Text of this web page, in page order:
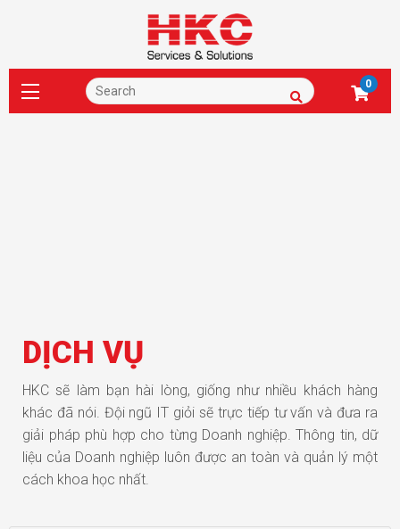
0
DỊCH VỤ
HKC sẽ làm bạn hài lòng, giống như nhiều khách hàng
khác đã nói. Đội ngũ IT giỏi sẽ trực tiếp tư vấn và đưa ra
giải pháp phù hợp cho từng Doanh nghiệp. Thông tin, dữ
liệu của Doanh nghiệp luôn được an toàn và quản lý một
cách khoa học nhất.